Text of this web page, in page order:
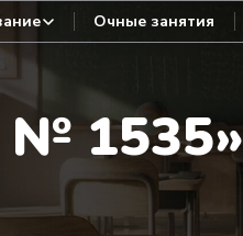
Очные занятия
1535»